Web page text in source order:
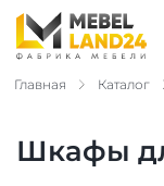
Главная Каталог
Шкафы